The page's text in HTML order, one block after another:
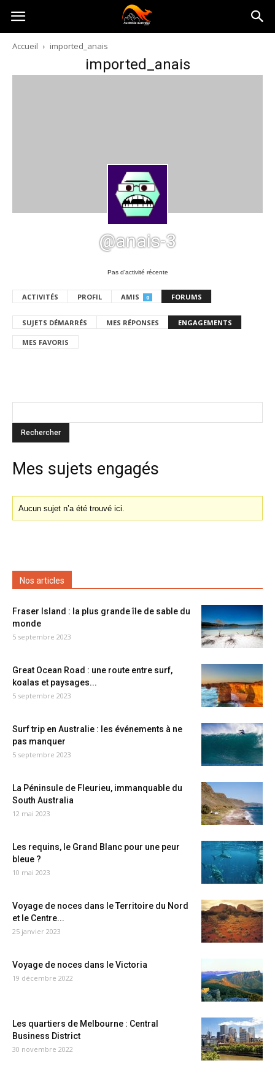
Australia-
australie.com
Accueil imported_anais
imported_anais
@anais-3
Pas d’activité récente
ACTIVITÉS PROFIL AMIS 0 FORUMS
SUJETS DÉMARRÉS MES RÉPONSES ENGAGEMENTS
MES FAVORIS
Mes sujets engagés
Aucun sujet n’a été trouvé ici.
Nos articles
Fraser Island : la plus grande île de sable du
monde
5 septembre 2023
Great Ocean Road : une route entre surf,
koalas et paysages...
5 septembre 2023
Surf trip en Australie : les événements à ne
pas manquer
5 septembre 2023
La Péninsule de Fleurieu, immanquable du
South Australia
12 mai 2023
Les requins, le Grand Blanc pour une peur
bleue ?
10 mai 2023
Voyage de noces dans le Territoire du Nord
et le Centre...
25 janvier 2023
Voyage de noces dans le Victoria
19 décembre 2022
Les quartiers de Melbourne : Central
Business District
30 novembre 2022